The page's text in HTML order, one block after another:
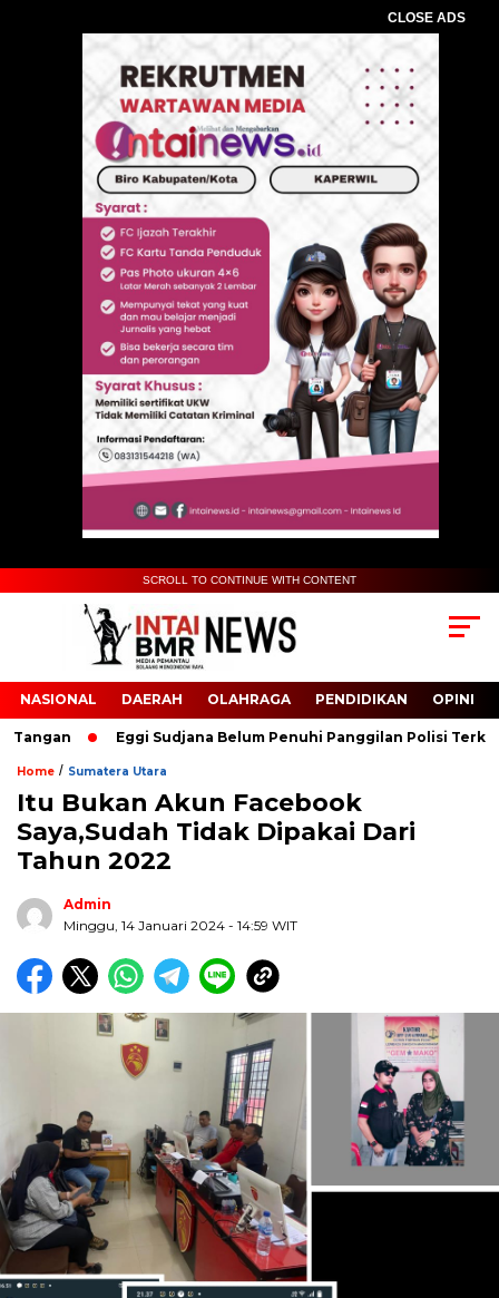
CLOSE ADS
SCROLL TO CONTINUE WITH CONTENT
NASIONAL DAERAH OLAHRAGA PENDIDIKAN OPINI
Eggi Sudjana Belum Penuhi Panggilan Polisi Terkait
Home / Sumatera Utara
Itu Bukan Akun Facebook
Saya,Sudah Tidak Dipakai Dari
Tahun 2022
Admin
Minggu, 14 Januari 2024 - 14:59 WIT
Biru Kuning Geometris Modern Rekrutmen Staf
Kantor Poster Horizontal